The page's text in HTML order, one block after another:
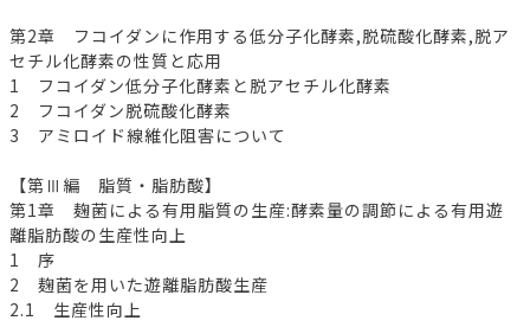
第2章 フコイダンに作用する低分子化酵素,脱硫酸化酵素,脱ア
セチル化酵素の性質と応用
1 フコイダン低分子化酵素と脱アセチル化酵素
2 フコイダン脱硫酸化酵素
3 アミロイド線維化阻害について
【第Ⅲ編 脂質・脂肪酸】
第1章 麹菌による有用脂質の生産:酵素量の調節による有用遊
離脂肪酸の生産性向上
1 序
2 麹菌を用いた遊離脂肪酸生産
2.1 生産性向上